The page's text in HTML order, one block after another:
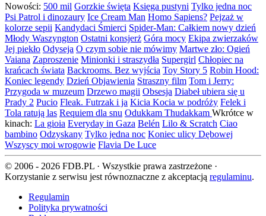
Nowości: 500 mil Gorzkie święta Księga pustyni Tylko jedna noc
Psi Patrol i dinozaury Ice Cream Man Homo Sapiens? Pejzaż w
kolorze sepii Kandydaci Śmierci Spider-Man: Całkiem nowy dzień
Młody Waszyngton Ostatni konsjerż Góra mocy Ekipa zwierzaków
Jej piekło Odyseja O czym sobie nie mówimy Martwe zło: Ogień
Vaiana Zaproszenie Minionki i straszydła Supergirl Chłopiec na
krańcach świata Backrooms. Bez wyjścia Toy Story 5 Robin Hood:
Koniec legendy Dzień Objawienia Straszny film Tom i Jerry:
Przygoda w muzeum Drzewo magii Obsesja Diabeł ubiera się u
Prady 2 Pucio Fleak. Futrzak i ja Kicia Kocia w podróży Felek i
Tola ratują las Requiem dla snu Odukkam Thudakkam Wkrótce w
kinach: La gioia Everyday in Gaza Belén Lilo & Scratch Ciao
bambino Odzyskany Tylko jedna noc Koniec ulicy Dębowej
Wszyscy moi wrogowie Flavia De Luce
© 2006 - 2026 FDB.PL · Wszystkie prawa zastrzeżone ·
Korzystanie z serwisu jest równoznaczne z akceptacją regulaminu.
Regulamin
Polityka prywatności